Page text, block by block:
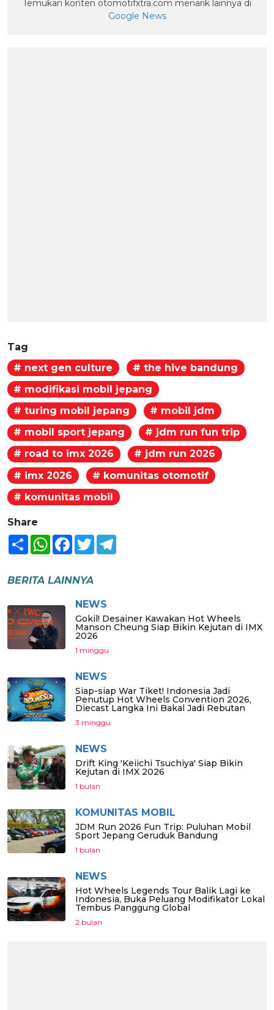
Temukan konten otomotifxtra.com menarik lainnya di
Google News
Tag
# next gen culture
# the hive bandung
# modifikasi mobil jepang
# turing mobil jepang
# mobil jdm
# mobil sport jepang
# jdm run fun trip
# road to imx 2026
# jdm run 2026
# imx 2026
# komunitas otomotif
# komunitas mobil
Share
Share WhatsAppFacebook
Twitter
BERITA LAINNYA
NEWS
Gokil! Desainer Kawakan Hot Wheels
Manson Cheung Siap Bikin Kejutan di IMX
2026
1 minggu
NEWS
Siap-siap War Tiket! Indonesia Jadi
Penutup Hot Wheels Convention 2026,
Diecast Langka Ini Bakal Jadi Rebutan
3 minggu
NEWS
Drift King 'Keiichi Tsuchiya' Siap Bikin
Kejutan di IMX 2026
1 bulan
KOMUNITAS MOBIL
JDM Run 2026 Fun Trip: Puluhan Mobil
Sport Jepang Geruduk Bandung
1 bulan
NEWS
Hot Wheels Legends Tour Balik Lagi ke
Indonesia, Buka Peluang Modifikator Lokal
Tembus Panggung Global
2 bulan